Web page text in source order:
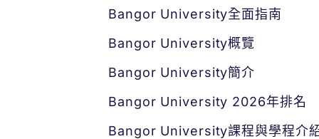
Bangor University全面指南
Bangor University概覽
Bangor University簡介
Bangor University 2026年排名
Bangor University課程與學程介